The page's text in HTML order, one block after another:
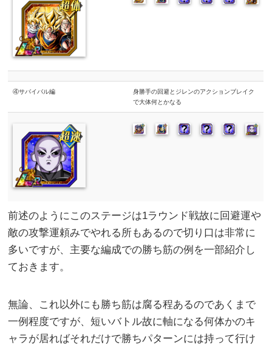
④サバイバル編
身勝手の回避とジレンのアクションブレイク
で大体何とかなる
前述のようにこのステージは1ラウンド戦故に回避運や
敵の攻撃運頼みでやれる所もあるので切り口は非常に
多いですが、主要な編成での勝ち筋の例を一部紹介し
ておきます。
無論、これ以外にも勝ち筋は腐る程あるのであくまで
一例程度ですが、短いバトル故に軸になる何体かのキ
ャラが居ればそれだけで勝ちパターンには持って行け